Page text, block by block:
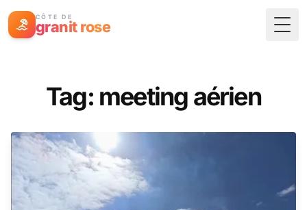
CÔTE DE
granit rose
Tag: meeting aérien